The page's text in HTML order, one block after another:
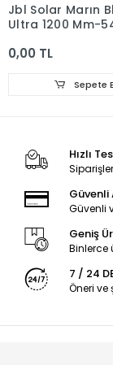
Jbl Solar Marın
Ultra 1200 Mm-
0,00 TL
Sepete
Hızlı
Güvenli
Güvenli
Geniş
Binlerce
7 / 24
Öneri ve